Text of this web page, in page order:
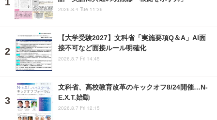
2026.8.4 Tue 11:36
【大学受験2027】文科省「実施要項Q＆A」AI面
接不可など面接ルール明確化
2026.8.7 Fri 14:45
文科省、高校教育改革のキックオフ8/24開催…N-
E.X.T.始動
2026.8.7 Fri 12:15